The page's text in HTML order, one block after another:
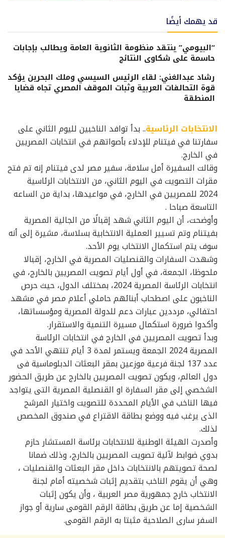
قد يهمك أيضًا
“البيومي” ينتقد منظومة الثانوية العامة ويطالب بإجابات
حاسمة على شكاوى النتائج
رشاد عبدالغني: لقاء الرئيس السيسي وملك البحرين يؤكد
قوة التحالفات العربية وثبات الموقف المصري تجاه قضايا
المنطقة
الانتخابات الرئاسية.. بدأ توافد الناخبين لليوم الثاني على
سفارتنا في فيتنام للإدلاء بأصواتهم في انتخابات المصريين
في الخارج.
وقالت السفيرة أمل سلامة، سفير مصر لدى فيتنام إنه تم فتح
مقرات التصويت في اليوم الثاني، من الانتخابات الرئاسية
2024 للمصريين في الخارج، في مواعيدها، بداية من الساعه
التاسعة صباحا .
وأوضحت، أن اليوم الثاني شهد إقبالًا من الجالية المصرية
بفيتنام وتم تسيير العملية الانتخابية بسلاسة، مشيرة إلى أنه
سوف يتم استكمال الانتخاب يوم الأحد.
وشهدت السفارات والقنصليات المصرية في الخارج، إقبالا
ملحوظا، الجمعة، في أول أيام تصويت المصريين بالخارج، في
انتخابات الرئاسة المصرية 2024، بمختلف الدول، حيث حرص
الناخبون على اصطحاب أبنائهم حاملي أعلام مصر في مشهد
احتفالي، مرددين عبارات دعم للدولة المصرية ومؤسساتها،
وأكدوا ضرورة استكمال مسيرة التنمية والاستقرار.
وبدأ تصويت المصريين في الخارج في انتخابات الرئاسة
المصرية 2024 الجمعة ويستمر لمدة 3 أيام تنتهي الأحد في
عدد 137 لجنة فرعية موزعين بمقر البعثات الدبلوماسية فى
دول العالم، ويكون تصويت المصريين بالخارج عن طريق الحضور
الشخصي إلى مقر السفارة او القنصلية المصرية التى يتواجد
فيها الناخب في الأيام المحددة للتصويت واختيار المرشح
الذى يرغب فيه ووضع بطاقة الاقتراع في صندوق المخصص
لذلك.
وأصدرت الهيئة الوطنية للانتخابات برئاسة المستشار حازم
بدوي ضوابط لآلية تصويت المصريين بالخارج، وذلك ضمانا
لصحة تصويتهم بالانتخابات داخل مقر البعثات والقنصليات ،
وهي أن يقوم الناخب بتقديم إثبات شخصيته أمام لجنة
الانتخاب خارج جمهورية مصر العربية ، وأن يكون إثبات
الشخصية إما عن طريق بطاقة الرقم القومى سارية أو جواز
السفر سارى الصلاحية مثبتا به الرقم القومى.